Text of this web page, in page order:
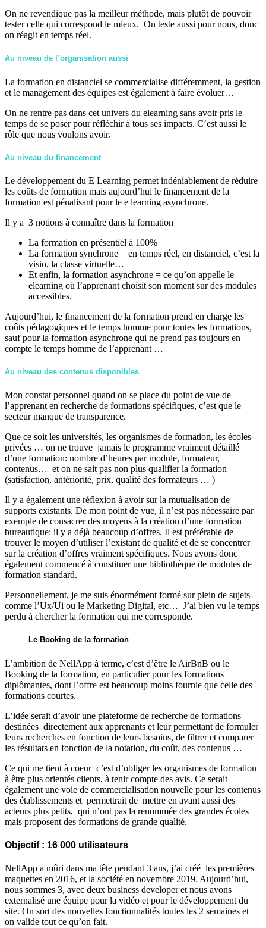
On ne revendique pas la meilleur méthode, mais plutôt de pouvoir
tester celle qui correspond le mieux. On teste aussi pour nous, donc
on réagit en temps réel.
Au niveau de l’organisation aussi
La formation en distanciel se commercialise différemment, la gestion
et le management des équipes est également à faire évoluer…
On ne rentre pas dans cet univers du elearning sans avoir pris le
temps de se poser pour réfléchir à tous ses impacts. C’est aussi le
rôle que nous voulons avoir.
Au niveau du financement
Le développement du E Learning permet indéniablement de réduire
les coûts de formation mais aujourd’hui le financement de la
formation est pénalisant pour le e learning asynchrone.
Il y a 3 notions à connaître dans la formation
La formation en présentiel à 100%
La formation synchrone = en temps réel, en distanciel, c’est la
visio, la classe virtuelle…
Et enfin, la formation asynchrone = ce qu’on appelle le
elearning où l’apprenant choisit son moment sur des modules
accessibles.
Aujourd’hui, le financement de la formation prend en charge les
coûts pédagogiques et le temps homme pour toutes les formations,
sauf pour la formation asynchrone qui ne prend pas toujours en
compte le temps homme de l’apprenant …
Au niveau des contenus disponibles
Mon constat personnel quand on se place du point de vue de
l’apprenant en recherche de formations spécifiques, c’est que le
secteur manque de transparence.
Que ce soit les universités, les organismes de formation, les écoles
privées … on ne trouve jamais le programme vraiment détaillé
d’une formation: nombre d’heures par module, formateur,
contenus… et on ne sait pas non plus qualifier la formation
(satisfaction, antériorité, prix, qualité des formateurs … )
Il y a également une réflexion à avoir sur la mutualisation de
supports existants. De mon point de vue, il n’est pas nécessaire par
exemple de consacrer des moyens à la création d’une formation
bureautique: il y a déjà beaucoup d’offres. Il est préférable de
trouver le moyen d’utiliser l’existant de qualité et de se concentrer
sur la création d’offres vraiment spécifiques. Nous avons donc
également commencé à constituer une bibliothèque de modules de
formation standard.
Personnellement, je me suis énormément formé sur plein de sujets
comme l’Ux/Ui ou le Marketing Digital, etc… J’ai bien vu le temps
perdu à chercher la formation qui me corresponde.
Le Booking de la formation
L’ambition de NellApp à terme, c’est d’être le AirBnB ou le
Booking de la formation, en particulier pour les formations
diplômantes, dont l’offre est beaucoup moins fournie que celle des
formations courtes.
L’idée serait d’avoir une plateforme de recherche de formations
destinées directement aux apprenants et leur permettant de formuler
leurs recherches en fonction de leurs besoins, de filtrer et comparer
les résultats en fonction de la notation, du coût, des contenus …
Ce qui me tient à coeur c’est d’obliger les organismes de formation
à être plus orientés clients, à tenir compte des avis. Ce serait
également une voie de commercialisation nouvelle pour les contenus
des établissements et permettrait de mettre en avant aussi des
acteurs plus petits, qui n’ont pas la renommée des grandes écoles
mais proposent des formations de grande qualité.
Objectif : 16 000 utilisateurs
NellApp a mûri dans ma tête pendant 3 ans, j’ai créé les premières
maquettes en 2016, et la société en novembre 2019. Aujourd’hui,
nous sommes 3, avec deux business developer et nous avons
externalisé une équipe pour la vidéo et pour le développement du
site. On sort des nouvelles fonctionnalités toutes les 2 semaines et
on valide tout ce qu’on fait.